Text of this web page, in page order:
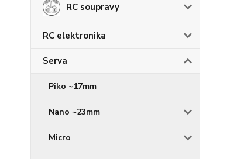
RC soupravy
RC elektronika
Serva
Piko ~17mm
Nano ~23mm
Micro